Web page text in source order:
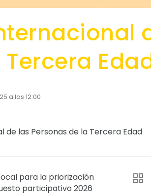
a las 12:00
de las Personas de la Tercera Edad
para la priorización
participativo 2026